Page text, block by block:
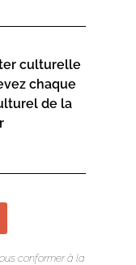
culturelle
chaque
de la
conformer à la